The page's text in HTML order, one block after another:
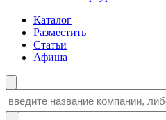
Каталог
Разместить
Статьи
Афиша